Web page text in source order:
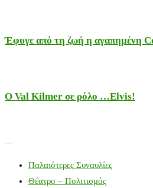
Έφυγε από τη ζωή η αγαπημένη
Ο Val Kilmer σε ρόλο …Elvis!
Παλαιότερες Συναυλίες
Θέατρο – Πολιτισμός